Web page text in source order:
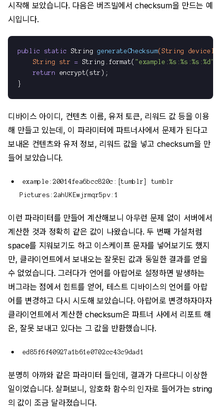
시작해 보았습니다. 다음은 버즈빌에서 checksum을 만드는 예
시입니다.
public static String generateChecksum(String
String
str = String.format( "example:%s:%s:%s:%d"
return
encrypt(str);
디바이스 아이디, 컨텐츠 이름, 유저 토큰, 리워드 값 등을 이용
해 만들고 있는데, 이 파라미터에 파트너사에서 문제가 된다고
보내온 컨텐츠와 유저 정보, 리워드 값을 넣고 checksum을 만
들어 보았습니다.
example:20014fea6bcc820c:[tumblr] tumblr
Pictures:2ahUKEwjrmqr5pv:1
이런 파라미터를 만들어 계산해보니 아무런 문제 없이 서버에서
계산한 것과 정확히 같은 값이 나왔습니다. 두 번째 가설처럼
space를 지워보기도 하고 이스케이프 문자를 넣어보기도 했지
만, 클라이언트에서 보내오는 잘못된 값과 동일한 결과를 얻을
수 없었습니다. 그러다가 언어를 아랍어로 설정하면 발생하는
버그라는 점에서 힌트를 얻어, 테스트 디바이스의 언어를 아랍
어를 변경하고 다시 시도해 보았습니다. 아랍어로 변경하자마자
클라이언트에서 계산한 checksum은 파트너 사에서 리포트 해
온, 잘못 보내고 있다는 그 값을 반환했습니다.
ed85f6f40927a1b61e0702cc43c9dad1
분명히 아까와 같은 파라미터 들인데, 결과가 다르다니 이상한
일이었습니다. 살펴보니, 암호화 함수의 인자로 들어가는 string
의 값이 조금 달라졌습니다.